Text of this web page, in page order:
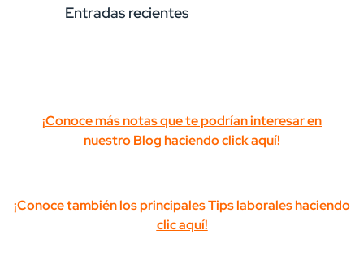
Entradas recientes
¡Conoce más notas que te podrían interesar en
nuestro Blog haciendoclick aquí!
¡Conoce también los principales Tips laborales haciendo
clic aquí!